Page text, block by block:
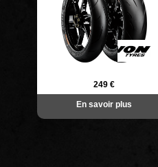
249 €
En savoir plus